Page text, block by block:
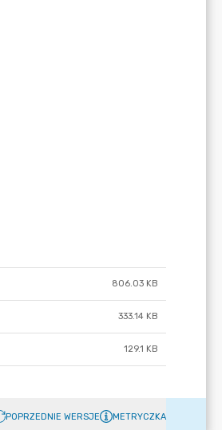
806.03 KB
333.14 KB
129.1 KB
POPRZEDNIE WERSJE METRYCZKA